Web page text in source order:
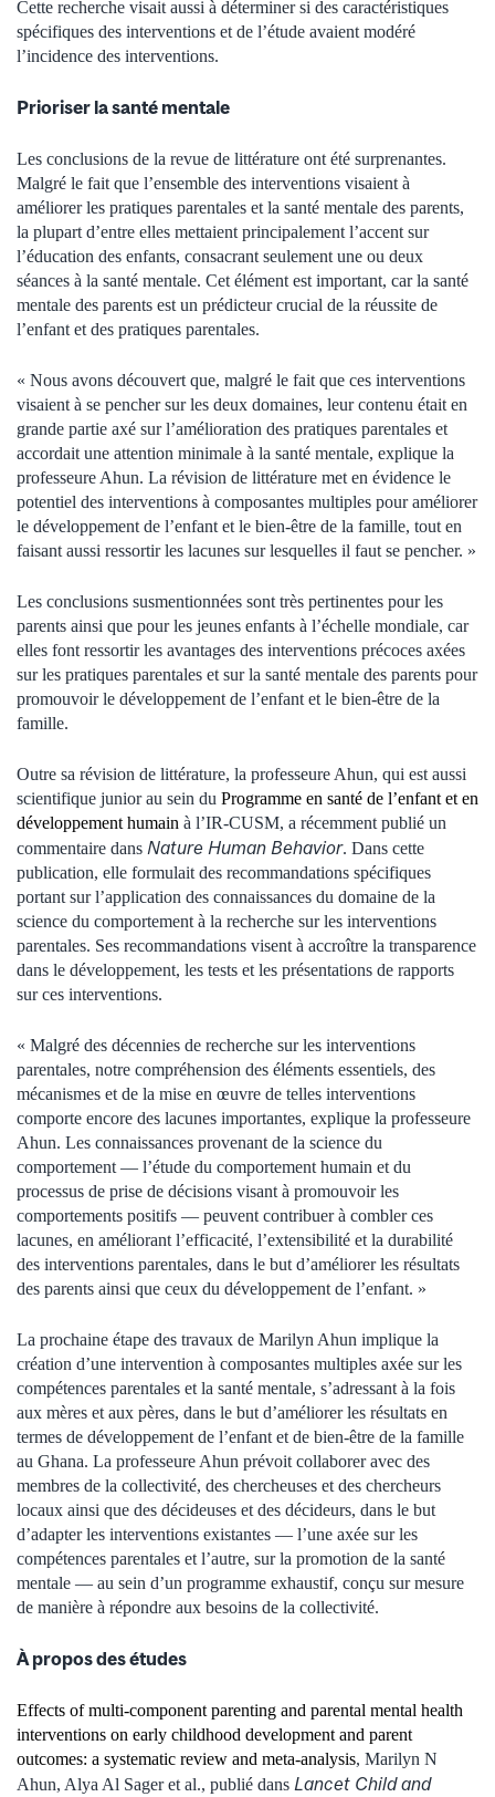
Cette recherche visait aussi à déterminer si des caractéristiques
spécifiques des interventions et de l’étude avaient modéré
l’incidence des interventions.
Prioriser la santé mentale
Les conclusions de la revue de littérature ont été surprenantes.
Malgré le fait que l’ensemble des interventions visaient à
améliorer les pratiques parentales et la santé mentale des parents,
la plupart d’entre elles mettaient principalement l’accent sur
l’éducation des enfants, consacrant seulement une ou deux
séances à la santé mentale. Cet élément est important, car la santé
mentale des parents est un prédicteur crucial de la réussite de
l’enfant et des pratiques parentales.
« Nous avons découvert que, malgré le fait que ces interventions
visaient à se pencher sur les deux domaines, leur contenu était en
grande partie axé sur l’amélioration des pratiques parentales et
accordait une attention minimale à la santé mentale, explique la
professeure Ahun. La révision de littérature met en évidence le
potentiel des interventions à composantes multiples pour améliorer
le développement de l’enfant et le bien-être de la famille, tout en
faisant aussi ressortir les lacunes sur lesquelles il faut se pencher. »
Les conclusions susmentionnées sont très pertinentes pour les
parents ainsi que pour les jeunes enfants à l’échelle mondiale, car
elles font ressortir les avantages des interventions précoces axées
sur les pratiques parentales et sur la santé mentale des parents pour
promouvoir le développement de l’enfant et le bien-être de la
famille.
Outre sa révision de littérature, la professeure Ahun, qui est aussi
scientifique junior au sein du Programme en santé de l’enfant et en
développement humain à l’IR-CUSM, a récemment publié un
commentaire dans Nature Human Behavior. Dans cette
publication, elle formulait des recommandations spécifiques
portant sur l’application des connaissances du domaine de la
science du comportement à la recherche sur les interventions
parentales. Ses recommandations visent à accroître la transparence
dans le développement, les tests et les présentations de rapports
sur ces interventions.
« Malgré des décennies de recherche sur les interventions
parentales, notre compréhension des éléments essentiels, des
mécanismes et de la mise en œuvre de telles interventions
comporte encore des lacunes importantes, explique la professeure
Ahun. Les connaissances provenant de la science du
comportement — l’étude du comportement humain et du
processus de prise de décisions visant à promouvoir les
comportements positifs — peuvent contribuer à combler ces
lacunes, en améliorant l’efficacité, l’extensibilité et la durabilité
des interventions parentales, dans le but d’améliorer les résultats
des parents ainsi que ceux du développement de l’enfant. »
La prochaine étape des travaux de Marilyn Ahun implique la
création d’une intervention à composantes multiples axée sur les
compétences parentales et la santé mentale, s’adressant à la fois
aux mères et aux pères, dans le but d’améliorer les résultats en
termes de développement de l’enfant et de bien-être de la famille
au Ghana. La professeure Ahun prévoit collaborer avec des
membres de la collectivité, des chercheuses et des chercheurs
locaux ainsi que des décideuses et des décideurs, dans le but
d’adapter les interventions existantes — l’une axée sur les
compétences parentales et l’autre, sur la promotion de la santé
mentale — au sein d’un programme exhaustif, conçu sur mesure
de manière à répondre aux besoins de la collectivité.
À propos des études
Effects of multi-component parenting and parental mental health
interventions on early childhood development and parent
outcomes: a systematic review and meta-analysis, Marilyn N
Ahun, Alya Al Sager et al., publié dans Lancet Child and